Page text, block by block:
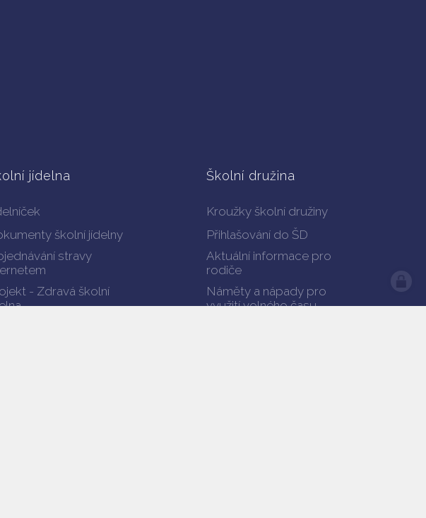
jídelna
školní jídelny
stravy
- Zdravá školní
Školní družina
Kroužky školní družiny
Přihlašování do ŠD
Aktuální informace pro
rodiče
Náměty a nápady pro
využití volného času